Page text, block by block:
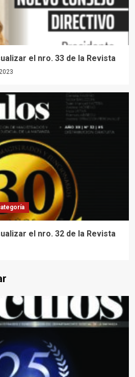
el nro. 33 de la Revista
el nro. 32 de la Revista